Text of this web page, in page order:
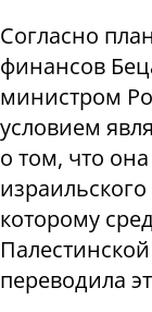
Согласно
финансов
министром
условием
о том, что
которому
переводила